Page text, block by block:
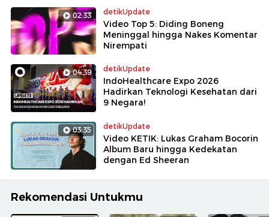
02:33 detikUpdate
Video Top 5: Diding Boneng
Meninggal hingga Nakes Komentar
Nirempati
04:39 detikUpdate
IndoHealthcare Expo 2026
Hadirkan Teknologi Kesehatan dari
9 Negara!
03:35 detikUpdate
Video KETIK: Lukas Graham Bocorin
Album Baru hingga Kedekatan
dengan Ed Sheeran
Rekomendasi Untukmu